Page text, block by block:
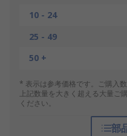
10 - 24
25 - 49
50 +
* 表示は参考価格です。ご購入
上記数量を大きく超える大量ご
ください。
部